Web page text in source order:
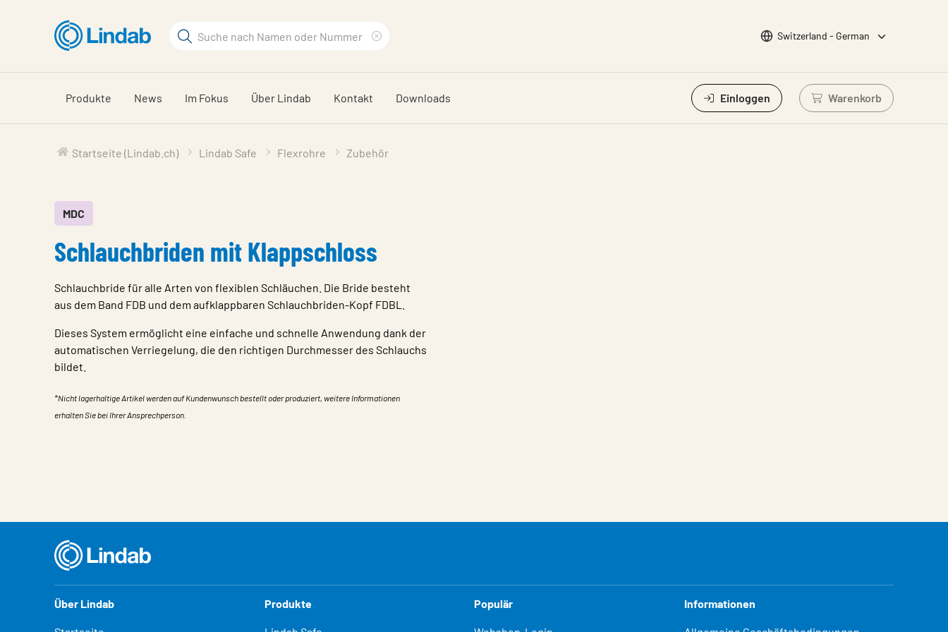
Hauptinhalt
Suchbegriff
durchsuchen
löschen
Sprache wählen
Switzerland - German
Produkte News Im Fokus Über Lindab Kontakt Downloads Einloggen Warenkorb
Einloggen um
Startseite (Lindab.ch) Lindab Safe Flexrohre Zubehör
MDC
Schlauchbriden mit Klappschloss
Schlauchbride für alle Arten von flexiblen Schläuchen. Die Bride besteht
aus dem Band FDB und dem aufklappbaren Schlauchbriden-Kopf FDBL.
Dieses System ermöglicht eine einfache und schnelle Anwendung dank der
automatischen Verriegelung, die den richtigen Durchmesser des Schlauchs
bildet.
*Nicht lagerhaltige Artikel werden auf Kundenwunsch bestellt oder produziert, weitere Informationen
erhalten Sie bei Ihrer Ansprechperson.
Über Lindab Produkte Populär Informationen